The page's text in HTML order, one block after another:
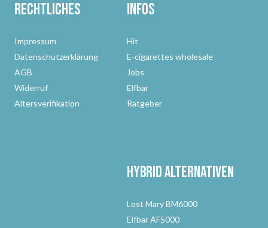
Rechtliches
Impressum
Datenschutzerklärung
AGB
Widerruf
Altersverifikation
Infos
Hit
E-cigarettes wholesale
Jobs
Elfbar
Ratgeber
Hybrid Alternativen
Lost Mary BM6000
Elfbar AF5000